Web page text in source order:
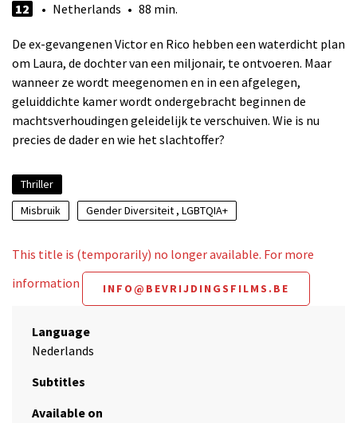
12 • Netherlands • 88 min.
De ex-gevangenen Victor en Rico hebben een waterdicht plan
om Laura, de dochter van een miljonair, te ontvoeren. Maar
wanneer ze wordt meegenomen en in een afgelegen,
geluiddichte kamer wordt ondergebracht beginnen de
machtsverhoudingen geleidelijk te verschuiven. Wie is nu
precies de dader en wie het slachtoffer?
Thriller
Misbruik
Gender Diversiteit , LGBTQIA+
This title is (temporarily) no longer available. For more
information
INFO@BEVRIJDINGSFILMS.BE
Language
Nederlands
Subtitles
Available on